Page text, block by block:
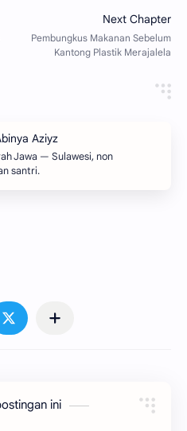
Jawa — Sulawesi, non
santri.
ini